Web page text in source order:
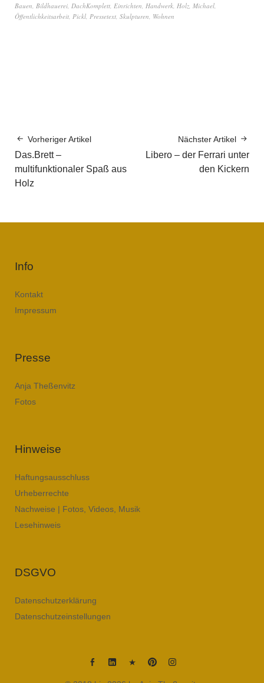
Bauen, Bildhauerei, DachKomplett, Einrichten, Handwerk, Holz, Michael,
Öffentlichkeitsarbeit, Pickl, Pressetext, Skulpturen, Wohnen
Vorheriger Artikel
Das.Brett –
multifunktionaler Spaß aus
Holz
Nächster Artikel
Libero – der Ferrari unter
den Kickern
Info
Kontakt
Impressum
Presse
Anja Theßenvitz
Fotos
Hinweise
Haftungsausschluss
Urheberrechte
Nachweise | Fotos, Videos, Musik
Lesehinweis
DSGVO
Datenschutzerklärung
Datenschutzeinstellungen